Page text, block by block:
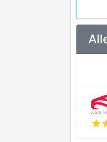
star